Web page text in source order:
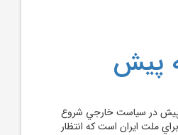
پيش
به پيش در سياست خارجي شروع
ملت ايران است که انتظار